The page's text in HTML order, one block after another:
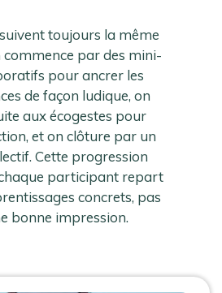
toujours la même
commence par des mini-
pour ancrer les
de façon ludique, on
aux écogestes pour
et on clôture par un
Cette progression
participant repart
concrets, pas
bonne impression.